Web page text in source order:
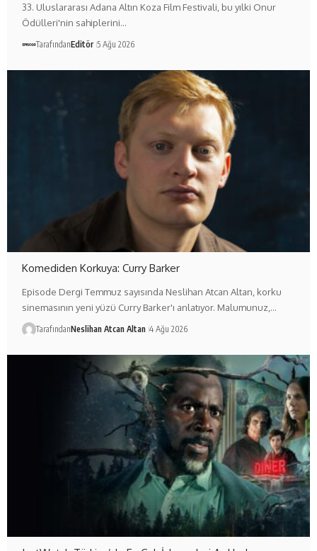
33. Uluslararası Adana Altın Koza Film Festivali, bu yılki Onur
Ödülleri'nin sahiplerini…
TarafındanEditör 5 Ağu 2026
Komediden Korkuya: Curry Barker
Episode Dergi Temmuz sayısında Neslihan Atcan Altan, korku
sinemasının yeni yüzü Curry Barker'ı anlatıyor. Malumunuz,…
TarafındanNeslihan Atcan Altan 4 Ağu 2026